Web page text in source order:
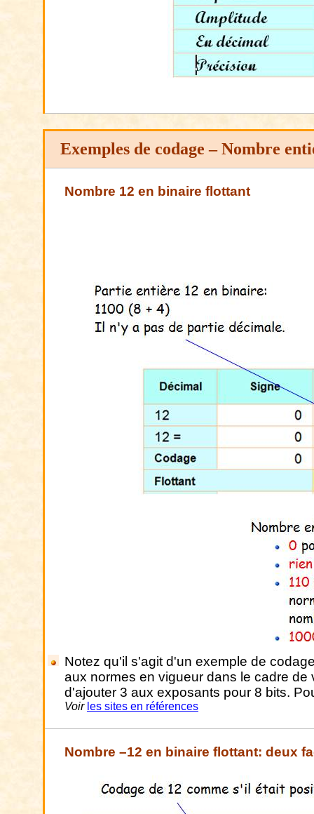
Exemples de codage – Nombre
Nombre 12 en binaire flottant
Notez qu'il s'agit d'un exemple de
aux normes en vigueur dans le cadre
d'ajouter 3 aux exposants pour 8 bits.
Voir les sites en références
Nombre –12 en binaire flottant: deux